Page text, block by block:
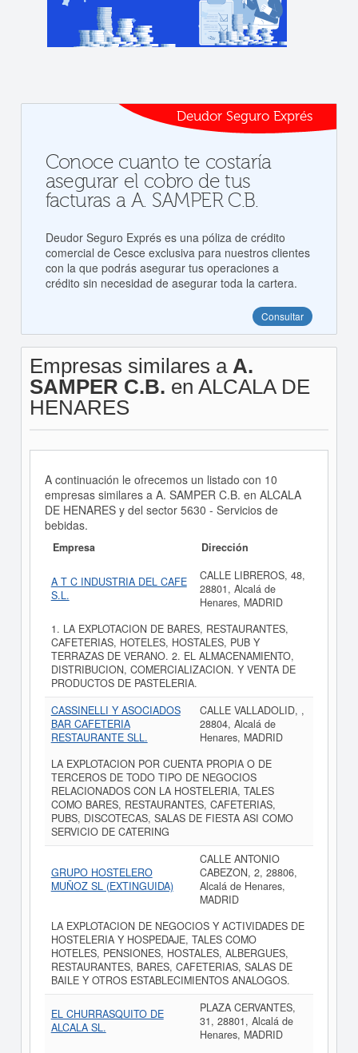
Deudor Seguro Exprés
Conoce cuanto te costaría
asegurar el cobro de tus
facturas a A. SAMPER C.B.
Deudor Seguro Exprés es una póliza de crédito
comercial de Cesce exclusiva para nuestros clientes
con la que podrás asegurar tus operaciones a
crédito sin necesidad de asegurar toda la cartera.
Consultar
Empresas similares a A.
SAMPER C.B. en ALCALA DE
HENARES
A continuación le ofrecemos un listado con 10
empresas similares a A. SAMPER C.B. en ALCALA
DE HENARES y del sector 5630 - Servicios de
bebidas.
Empresa Dirección
A T C INDUSTRIA DEL CAFE
S.L.
CALLE LIBREROS, 48,
28801, Alcalá de
Henares, MADRID
1. LA EXPLOTACION DE BARES, RESTAURANTES,
CAFETERIAS, HOTELES, HOSTALES, PUB Y
TERRAZAS DE VERANO. 2. EL ALMACENAMIENTO,
DISTRIBUCION, COMERCIALIZACION. Y VENTA DE
PRODUCTOS DE PASTELERIA.
CASSINELLI Y ASOCIADOS
BAR CAFETERIA
RESTAURANTE SLL.
CALLE VALLADOLID, ,
28804, Alcalá de
Henares, MADRID
LA EXPLOTACION POR CUENTA PROPIA O DE
TERCEROS DE TODO TIPO DE NEGOCIOS
RELACIONADOS CON LA HOSTELERIA, TALES
COMO BARES, RESTAURANTES, CAFETERIAS,
PUBS, DISCOTECAS, SALAS DE FIESTA ASI COMO
SERVICIO DE CATERING
GRUPO HOSTELERO
MUÑOZ SL (EXTINGUIDA)
CALLE ANTONIO
CABEZON, 2, 28806,
Alcalá de Henares,
MADRID
LA EXPLOTACION DE NEGOCIOS Y ACTIVIDADES DE
HOSTELERIA Y HOSPEDAJE, TALES COMO
HOTELES, PENSIONES, HOSTALES, ALBERGUES,
RESTAURANTES, BARES, CAFETERIAS, SALAS DE
BAILE Y OTROS ESTABLECIMIENTOS ANALOGOS.
EL CHURRASQUITO DE
ALCALA SL.
PLAZA CERVANTES,
31, 28801, Alcalá de
Henares, MADRID